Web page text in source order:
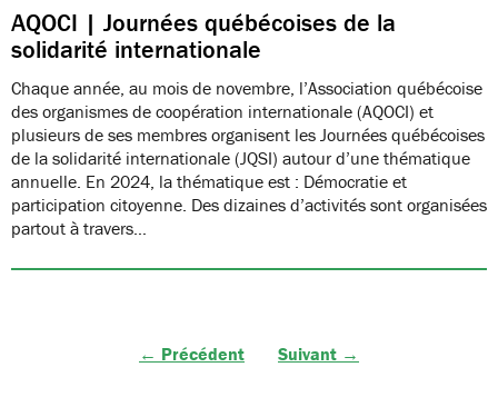
AQOCI | Journées québécoises de la
solidarité internationale
Chaque année, au mois de novembre, l’Association québécoise
des organismes de coopération internationale (AQOCI) et
plusieurs de ses membres organisent les Journées québécoises
de la solidarité internationale (JQSI) autour d’une thématique
annuelle. En 2024, la thématique est : Démocratie et
participation citoyenne. Des dizaines d’activités sont organisées
partout à travers…
← Précédent Suivant →